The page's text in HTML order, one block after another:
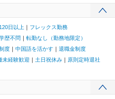
日以上
フレックス勤務
歴不問
転勤なし（勤務地限定）
度 中国語を活かす
退職金制度
未経験歓迎 土日祝休み
原則定時退社